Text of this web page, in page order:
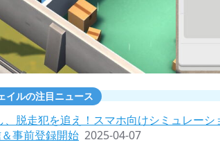
イルの注目ニュース
、脱走犯を追え！スマホ向けシミュレー
事前登録開始 2025-04-07